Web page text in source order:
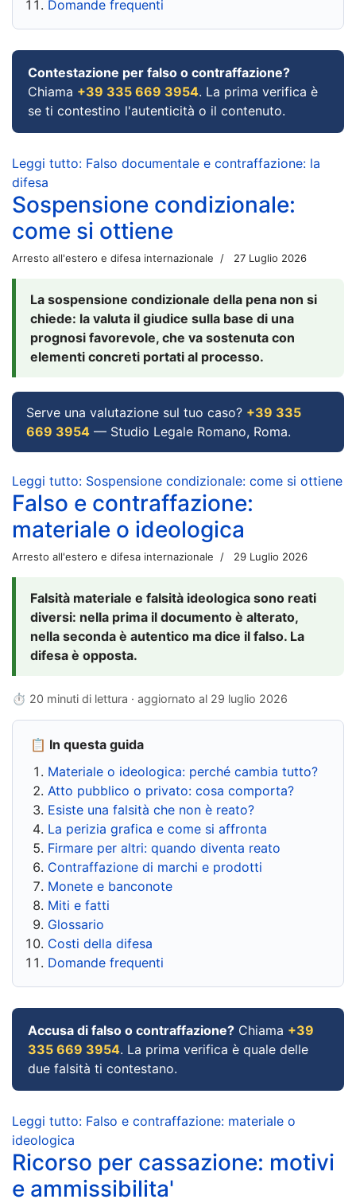
Domande frequenti
Contestazione per falso o contraffazione?
Chiama +39 335 669 3954. La prima verifica è
se ti contestino l'autenticità o il contenuto.
Leggi tutto: Falso documentale e contraffazione: la
difesa
Sospensione condizionale:
come si ottiene
Arresto all'estero e difesa internazionale 27 Luglio 2026
La sospensione condizionale della pena non si
chiede: la valuta il giudice sulla base di una
prognosi favorevole, che va sostenuta con
elementi concreti portati al processo.
Serve una valutazione sul tuo caso? +39 335
669 3954 — Studio Legale Romano, Roma.
Leggi tutto: Sospensione condizionale: come si ottiene
Falso e contraffazione:
materiale o ideologica
Arresto all'estero e difesa internazionale 29 Luglio 2026
Falsità materiale e falsità ideologica sono reati
diversi: nella prima il documento è alterato,
nella seconda è autentico ma dice il falso. La
difesa è opposta.
⏱ 20 minuti di lettura · aggiornato al 29 luglio 2026
📋 In questa guida
Materiale o ideologica: perché cambia tutto?
Atto pubblico o privato: cosa comporta?
Esiste una falsità che non è reato?
La perizia grafica e come si affronta
Firmare per altri: quando diventa reato
Contraffazione di marchi e prodotti
Monete e banconote
Miti e fatti
Glossario
Costi della difesa
Domande frequenti
Accusa di falso o contraffazione? Chiama +39
335 669 3954. La prima verifica è quale delle
due falsità ti contestano.
Leggi tutto: Falso e contraffazione: materiale o
ideologica
Ricorso per cassazione: motivi
e ammissibilita'